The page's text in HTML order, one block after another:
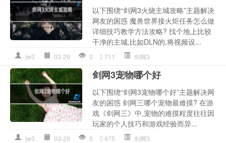
以下围绕“剑网3火烧主城攻略”主题解决
网友的困惑 魔兽世界接火炬任务怎么做
详细技巧教学方法攻略? 找个地上比较
干净的主城,比如DLN的,将视频设...
jw3 03-29 0 711 剑网3
剑网3宠物哪个好
以下围绕“剑网3宠物哪个好”主题解决网
友的困惑 剑网三哪个宠物最难摸? 在游
戏《剑网三》中,宠物的难摸程度往往因
玩家的个人技巧和游戏经验而异...
jw3 03-29 0 975 剑网3